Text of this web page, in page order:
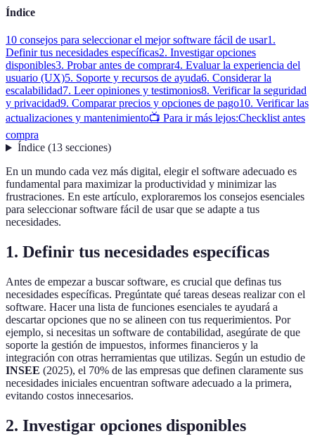
Índice
10 consejos para seleccionar el mejor software fácil de usar1.
Definir tus necesidades específicas2. Investigar opciones
disponibles3. Probar antes de comprar4. Evaluar la experiencia del
usuario (UX)5. Soporte y recursos de ayuda6. Considerar la
escalabilidad7. Leer opiniones y testimonios8. Verificar la seguridad
y privacidad9. Comparar precios y opciones de pago10. Verificar las
actualizaciones y mantenimiento📺 Para ir más lejos:Checklist antes
compra
Índice(13 secciones)
En un mundo cada vez más digital, elegir el software adecuado es
fundamental para maximizar la productividad y minimizar las
frustraciones. En este artículo, exploraremos los consejos esenciales
para seleccionar software fácil de usar que se adapte a tus
necesidades.
1. Definir tus necesidades específicas
Antes de empezar a buscar software, es crucial que definas tus
necesidades específicas. Pregúntate qué tareas deseas realizar con el
software. Hacer una lista de funciones esenciales te ayudará a
descartar opciones que no se alineen con tus requerimientos. Por
ejemplo, si necesitas un software de contabilidad, asegúrate de que
soporte la gestión de impuestos, informes financieros y la
integración con otras herramientas que utilizas. Según un estudio de
INSEE (2025), el 70% de las empresas que definen claramente sus
necesidades iniciales encuentran software adecuado a la primera,
evitando costos innecesarios.
2. Investigar opciones disponibles